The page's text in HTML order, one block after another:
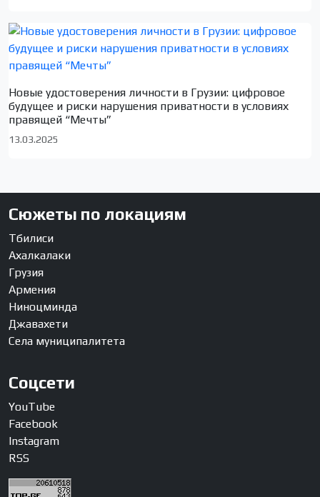
Новые удостоверения личности в Грузии: цифровое
будущее и риски нарушения приватности в условиях
правящей “Мечты”
13.03.2025
Сюжеты по локациям
Тбилиси
Ахалкалаки
Грузия
Армения
Ниноцминда
Джавахети
Села муниципалитета
Соцсети
YouTube
Facebook
Instagram
RSS